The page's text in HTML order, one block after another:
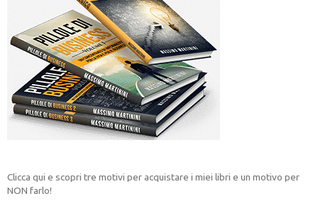
Clicca qui e scopri tre motivi per acquistare i miei libri e un motivo per
NON farlo!